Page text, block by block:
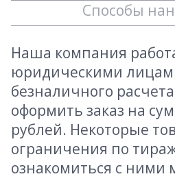
Способы
Наша компания
юридическими
безналичного
оформить заказ на
рублей. Некоторые
ограничения по
ознакомиться с ними